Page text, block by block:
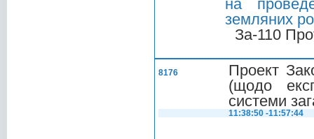
на
земляних
За-110
8176
Проект
(щодо
системи
11:38:50 -11:57:44